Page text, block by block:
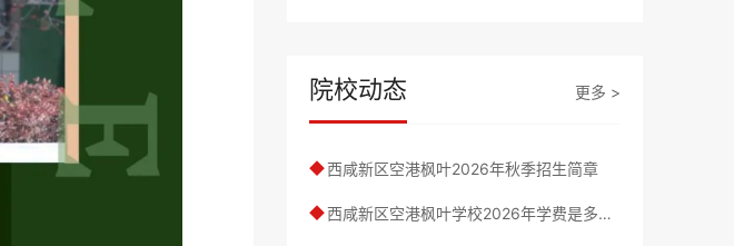
院校动态 更多 >
◆西咸新区空港枫叶2026年秋季招生简章
◆ 西咸新区空港枫叶学校2026年学费是多少？